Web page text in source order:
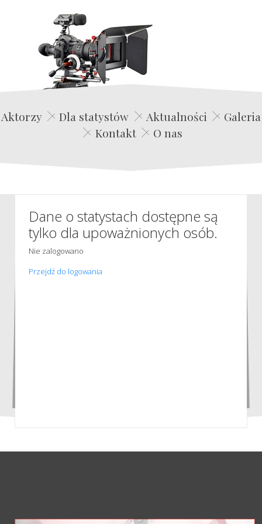
Edwin Film Agencja Aktorska
Aktorzy Dla statystów Aktualności
Galeria
Kontakt
O nas
Dane o statystach dostępne są
tylko dla upoważnionych osób.
Nie zalogowano
Przejdź do logowania